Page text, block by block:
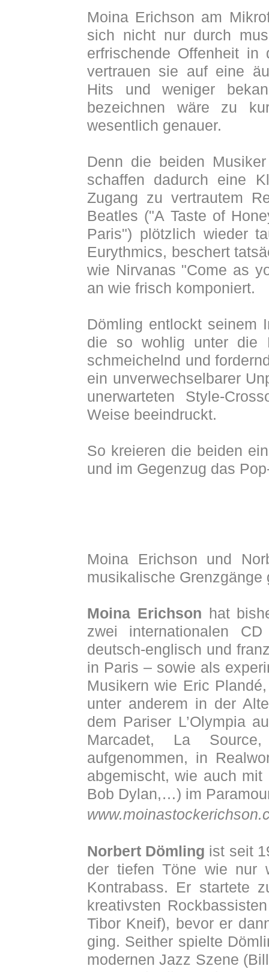
Moina Erichson am
sich nicht nur durch
erfrischende Offenheit in
vertrauen sie auf eine
Hits und weniger
bezeichnen wäre zu
wesentlich genauer.
Denn die beiden
schaffen dadurch eine
Zugang zu vertrautem
Beatles ("A Taste of
Paris") plötzlich wieder
Eurythmics, beschert
wie Nirvanas "Come as
an wie frisch komponiert.
Dömling entlockt seinem
die so wohlig unter die
schmeichelnd und
ein unverwechselbarer
unerwarteten Style-
Weise beeindruckt.
So kreieren die beiden
und im Gegenzug das
Moina Erichson und
musikalische Grenzgänge
Moina Erichson hat
zwei internationalen
deutsch-englisch und
in Paris – sowie als
Musikern wie Eric
unter anderem in der
dem Pariser L’Olympia
Marcadet, La
aufgenommen, in
abgemischt, wie auch
Bob Dylan,…) im
Norbert Dömling ist seit
der tiefen Töne wie nur
Kontrabass. Er startete
kreativsten
Tibor Kneif), bevor er
ging. Seither spielte
modernen Jazz Szene